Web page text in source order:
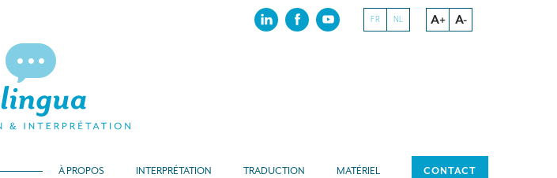
A+ A-
FR NL
À PROPOS INTERPRÉTATION TRADUCTION MATÉRIEL CONTACT